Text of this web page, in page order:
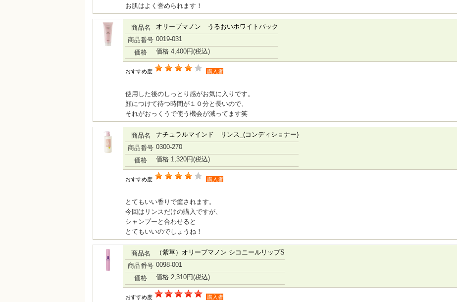
お肌はよく誉められます！
商品名
オリーブマノン うるおいホワイトパック
商品番号 0019-031
価格
価格 4,400円(税込)
おすすめ度 購入者
使用した後のしっとり感がお気に入りです。
顔につけて待つ時間が１０分と長いので、
それがおっくうで使う機会が減ってます笑
商品名
ナチュラルマインド リンス_(コンディショナー)
商品番号 0300-270
価格
価格 1,320円(税込)
おすすめ度 購入者
とてもいい香りで癒されます。
今回はリンスだけの購入ですが、
シャンプーと合わせると
とてもいいのでしょうね！
商品名
（紫草）オリーブマノン シコニールリップS
商品番号 0098-001
価格
価格 2,310円(税込)
おすすめ度 購入者